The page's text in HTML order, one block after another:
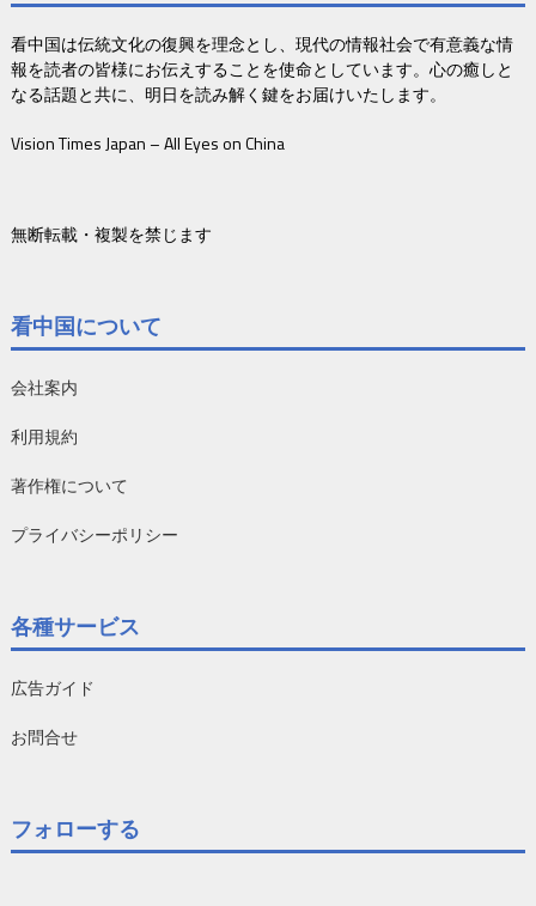
看中国は伝統文化の復興を理念とし、現代の情報社会で有意義な情
報を読者の皆様にお伝えすることを使命としています。心の癒しと
なる話題と共に、明日を読み解く鍵をお届けいたします。
Vision Times Japan – All Eyes on China
無断転載・複製を禁じます
看中国について
会社案内
利用規約
著作権について
プライバシーポリシー
各種サービス
広告ガイド
お問合せ
フォローする